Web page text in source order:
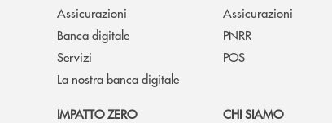
Assicurazioni
Banca digitale
Servizi
La nostra banca digitale
Assicurazioni
PNRR
POS
IMPATTO ZERO
CHI SIAMO